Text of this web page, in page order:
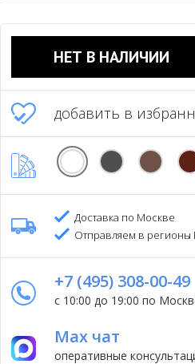
НЕТ В НАЛИЧИИ
добавить в
Доставка по Москве
Отправляем в регионы
+7 (495) 308-00-49
с 10:00 до 19:00 по
Max чат
оперативные